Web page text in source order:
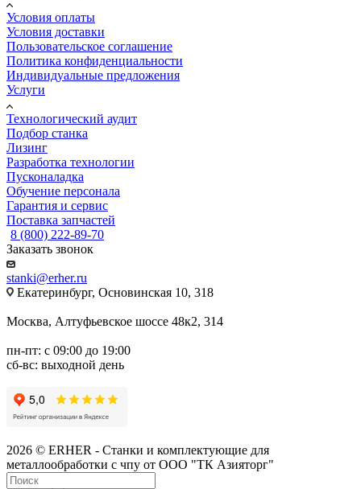
Условия оплаты
Условия доставки
Пользовательское соглашение
Политика конфиденциальности
Индивидуальные предложения
Услуги
Технологический аудит
Подбор станка
Лизинг
Разработка технологии
Пусконаладка
Обучение персонала
Гарантия и сервис
Поставка запчастей
8 (800) 222-89-70
Заказать звонок
stanki@erher.ru
Екатеринбург, Основинская 10, 318
Москва, Алтуфьевское шоссе 48к2, 314
пн-пт: с 09:00 до 19:00
сб-вс: выходной день
2026 © ERHER - Станки и комплектующие для
металлообработки с чпу от ООО "ТК Азияторг"